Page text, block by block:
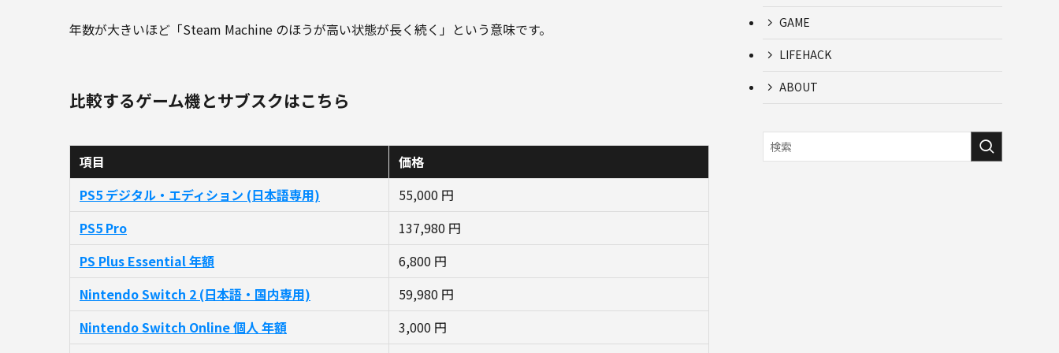
年数が大きいほど「Steam Machine のほうが高い状態が長く続く」という意味です。
比較するゲーム機とサブスクはこちら
項目
価格
PS5 デジタル・エディション (日本語専用)
55,000 円
PS5 Pro
137,980 円
PS Plus Essential 年額
6,800 円
Nintendo Switch 2 (日本語・国内専用)
59,980 円
Nintendo Switch Online 個人 年額
3,000 円
GAME
LIFEHACK
ABOUT